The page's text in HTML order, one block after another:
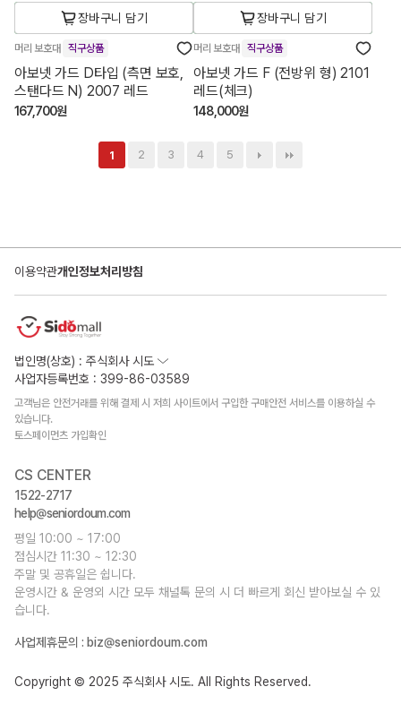
장바구니 담기
머리 보호대 직구상품
아보넷 가드 D타입 (측면 보호,
스탠다드 N) 2007 레드
167,700원
장바구니 담기
머리 보호대 직구상품
아보넷 가드 F (전방위 형) 2101
레드(체크)
148,000원
1 2 3 4 5
이용약관개인정보처리방침
법인명(상호) : 주식회사 시도
사업자등록번호 : 399-86-03589
고객님은 안전거래를 위해 결제 시 저희 사이트에서 구입한 구매안전 서비스를 이용하실 수
있습니다.
토스페이먼츠 가입확인
CS CENTER
1522-2717
help@seniordoum.com
평일 10:00 ~ 17:00
점심시간 11:30 ~ 12:30
주말 및 공휴일은 쉽니다.
운영시간 & 운영외 시간 모두 채널톡 문의 시 더 빠르게 회신 받아보실 수 있
습니다.
사업제휴문의 : biz@seniordoum.com
Copyright © 2025 주식회사 시도. All Rights Reserved.